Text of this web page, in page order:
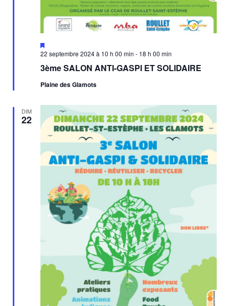
3ème SALON ANTI-GASPI ET SOLIDAIRE
en
22 septembre 2024 à 10 h 00 min - 18 h 00 min
Plaine des Glamots
DIM
22